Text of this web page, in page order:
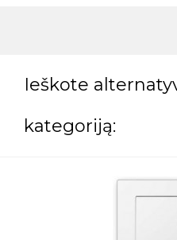
Ieškote
kategoriją: